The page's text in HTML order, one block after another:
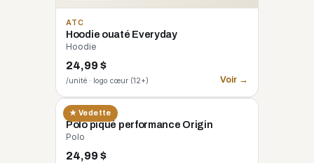
ATC
Hoodie ouaté Everyday
Hoodie
24,99 $
/unité · logo cœur (12+) Voir →
★ Vedette
CORE 365
Polo piqué performance Origin
Polo
24,99 $